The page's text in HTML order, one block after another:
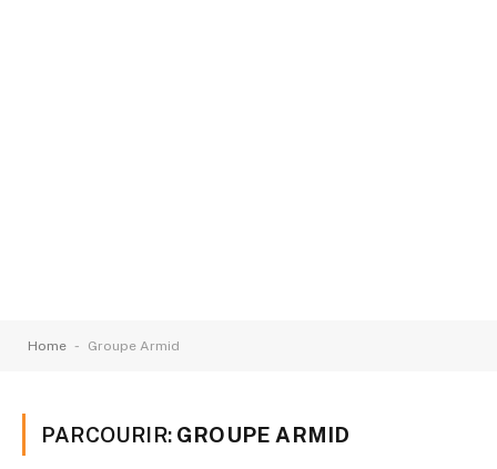
Home - Groupe Armid
PARCOURIR: GROUPE ARMID